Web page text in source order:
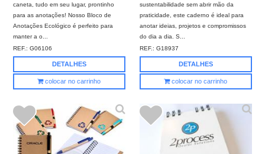
caneta, tudo em seu lugar, prontinho
para as anotações! Nosso Bloco de
Anotações Ecológico é perfeito para
manter a o...
REF.:G06106
DETALHES
colocar no carrinho
sustentabilidade sem abrir mão da
praticidade, este caderno é ideal para
anotar ideias, projetos e compromissos
do dia a dia. S...
REF.:G18937
DETALHES
colocar no carrinho